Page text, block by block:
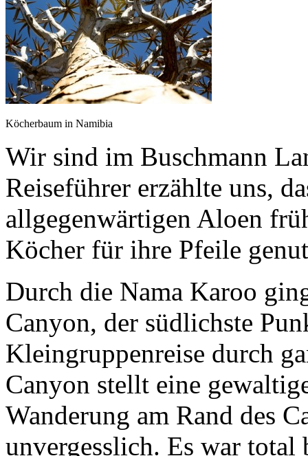
Köcherbaum in Namibia
Wir sind im Buschmann
Reiseführer erzählte uns,
allgegenwärtigen Aloen
Köcher für ihre Pfeile
Durch die Nama Karoo
Canyon, der südlichste
Kleingruppenreise durch
Canyon stellt eine
Wanderung am Rand des
unvergesslich. Es war total